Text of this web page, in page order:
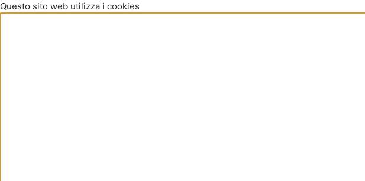
Questo sito web utilizza i cookies